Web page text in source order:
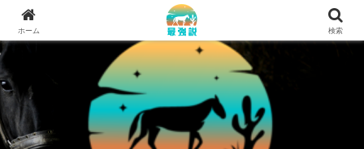
ホーム 検索